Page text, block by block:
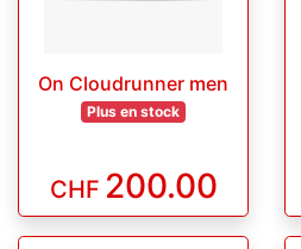
On Cloudrunner men
Plus en stock
CHF 200.00